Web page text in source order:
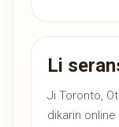
Li
Ji Toronto,
dikarin